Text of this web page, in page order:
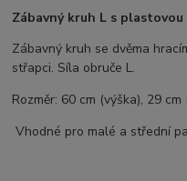
Zábavný kruh L s plastovou
Zábavný kruh se dvěma
střapci. Síla obruče L.
Rozměr: 60 cm (výška), 29 cm
Vhodné pro malé a střední